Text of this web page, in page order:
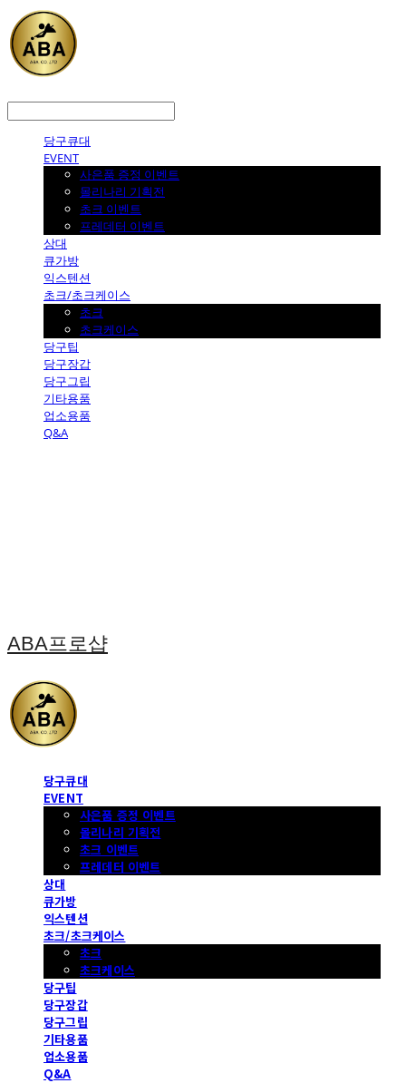
당구큐대
EVENT
사은품 증정 이벤트
몰리나리 기획전
초크 이벤트
프레데터 이벤트
상대
큐가방
익스텐션
초크/초크케이스
초크
초크케이스
당구팁
당구장갑
당구그립
기타용품
업소용품
Q&A
ABA프로샵
당구큐대
EVENT
사은품 증정 이벤트
몰리나리 기획전
초크 이벤트
프레데터 이벤트
상대
큐가방
익스텐션
초크/초크케이스
초크
초크케이스
당구팁
당구장갑
당구그립
기타용품
업소용품
Q&A